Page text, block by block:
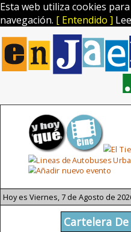
Esta web utiliza cookies
navegación. [ Entendido ]
Hoy es Viernes, 7 de Agosto de
Cartelera De